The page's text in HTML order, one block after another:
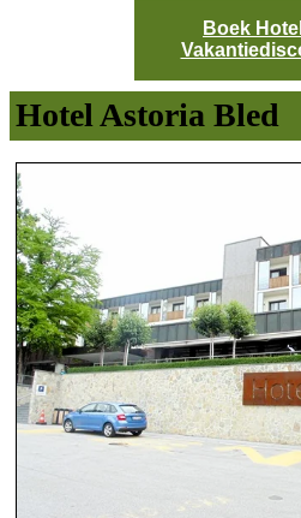
Boek
Hotel Astoria Bled